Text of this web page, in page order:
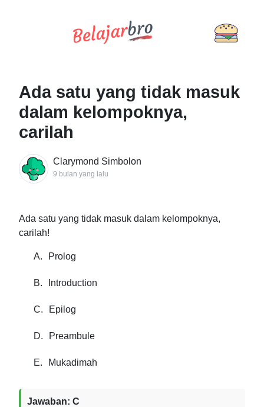
Ada satu yang tidak masuk
dalam kelompoknya,
carilah
Clarymond Simbolon
9 bulan yang lalu
Ada satu yang tidak masuk dalam kelompoknya,
carilah!
A. Prolog
B. Introduction
C. Epilog
D. Preambule
E. Mukadimah
Jawaban: C